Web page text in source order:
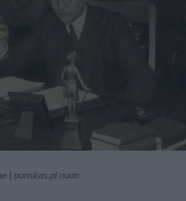
| punskas.pl nuotr.